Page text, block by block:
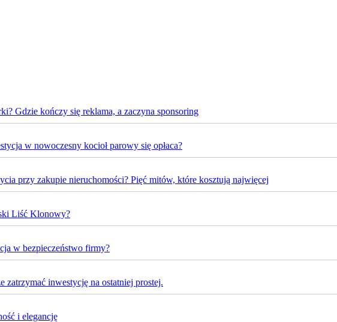
Gdzie kończy się reklama, a zaczyna sponsoring
w nowoczesny kocioł parowy się opłaca?
przy zakupie nieruchomości? Pięć mitów, które kosztują najwięcej
Liść Klonowy?
w bezpieczeństwo firmy?
zatrzymać inwestycję na ostatniej prostej.
i elegancję